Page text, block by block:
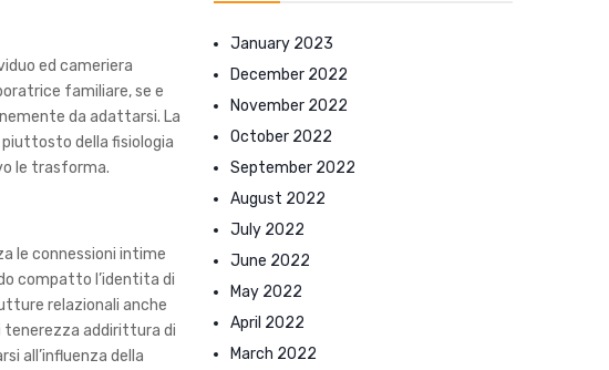
ed cameriera
familiare, se e
da adattarsi. La
della fisiologia
le trasforma.
le connessioni intime
compatto l’identita di
relazionali anche
tenerezza addirittura di
all’influenza della
January 2023
December 2022
November 2022
October 2022
September 2022
August 2022
July 2022
June 2022
May 2022
April 2022
March 2022